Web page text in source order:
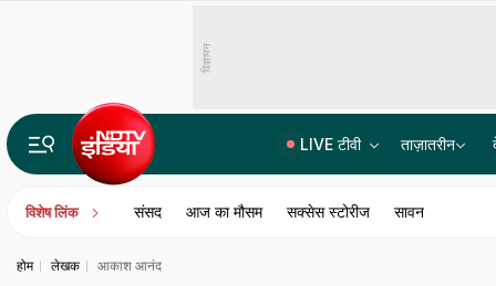
विज्ञापन
LIVE टीवी ताज़ातरीन
विशेष लिंक संसद आज का मौसम सक्सेस स्टोरीज सावन
होम लेखक आकाश आनंद